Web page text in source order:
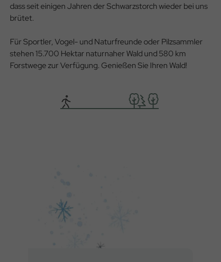
dass seit einigen Jahren der Schwarzstorch wieder bei uns
brütet.
Für Sportler, Vogel- und Naturfreunde oder Pilzsammler
stehen 15.700 Hektar naturnaher Wald und 580 km
Forstwege zur Verfügung. Genießen Sie Ihren Wald!